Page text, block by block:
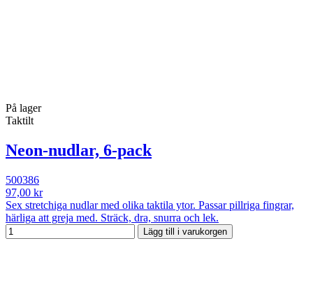
På lager
Taktilt
Neon-nudlar, 6-pack
500386
97,00 kr
Sex stretchiga nudlar med olika taktila ytor. Passar pillriga fingrar,
härliga att greja med. Sträck, dra, snurra och lek.
Lägg till i varukorgen